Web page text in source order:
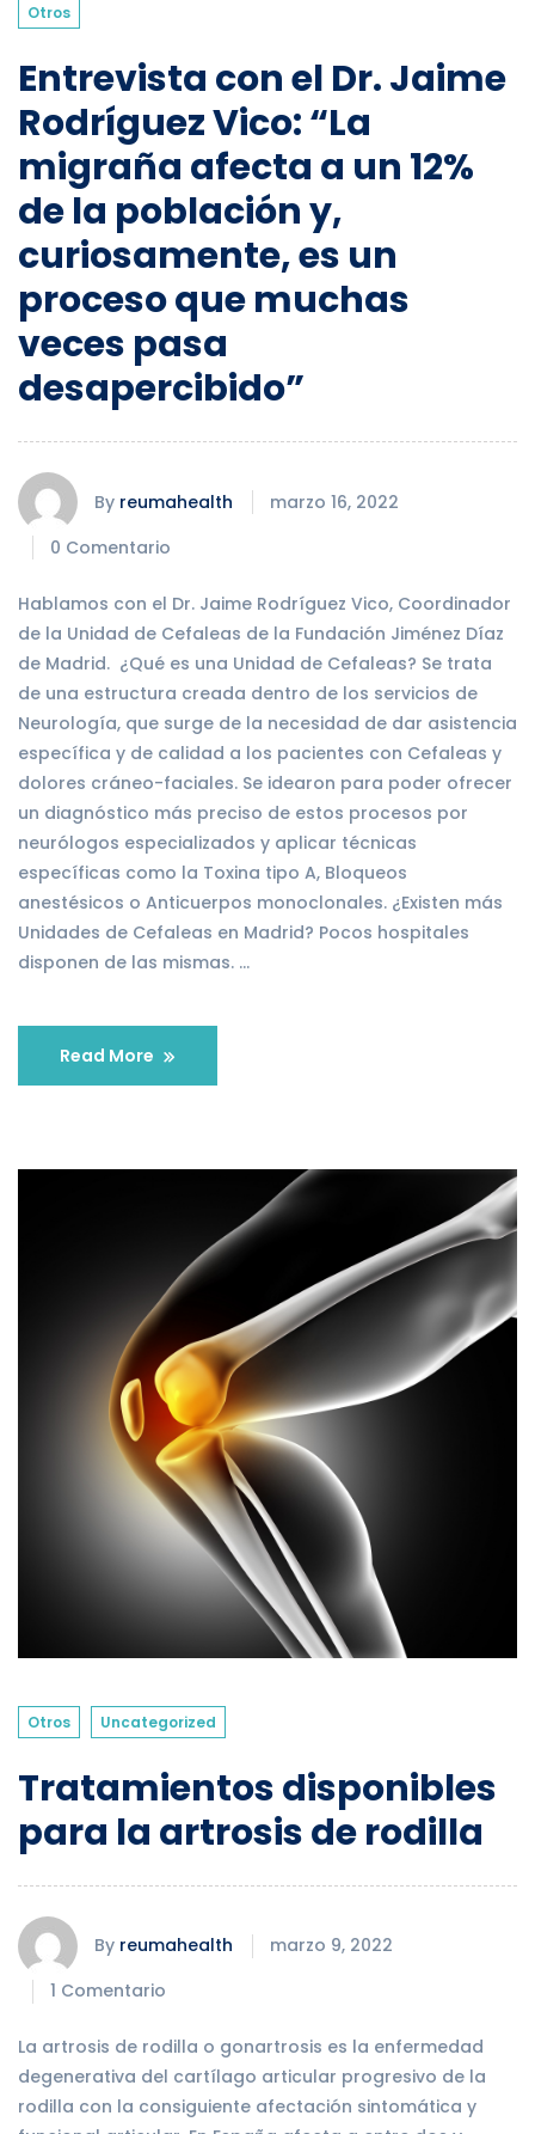
Otros
Entrevista con el Dr. Jaime
Rodríguez Vico: “La
migraña afecta a un 12%
de la población y,
curiosamente, es un
proceso que muchas
veces pasa
desapercibido”
By reumahealth
marzo 16, 2022
0 Comentario
Hablamos con el Dr. Jaime Rodríguez Vico, Coordinador
de la Unidad de Cefaleas de la Fundación Jiménez Díaz
de Madrid. ¿Qué es una Unidad de Cefaleas? Se trata
de una estructura creada dentro de los servicios de
Neurología, que surge de la necesidad de dar asistencia
específica y de calidad a los pacientes con Cefaleas y
dolores cráneo-faciales. Se idearon para poder ofrecer
un diagnóstico más preciso de estos procesos por
neurólogos especializados y aplicar técnicas
específicas como la Toxina tipo A, Bloqueos
anestésicos o Anticuerpos monoclonales. ¿Existen más
Unidades de Cefaleas en Madrid? Pocos hospitales
disponen de las mismas. …
Read More
Otros Uncategorized
Tratamientos disponibles
para la artrosis de rodilla
By reumahealth
marzo 9, 2022
1 Comentario
La artrosis de rodilla o gonartrosis es la enfermedad
degenerativa del cartílago articular progresivo de la
rodilla con la consiguiente afectación sintomática y